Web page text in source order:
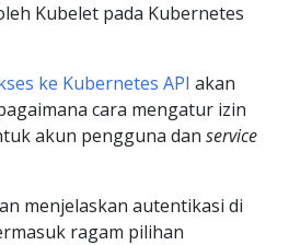
Kubelet pada Kubernetes
ke Kubernetes API akan
cara mengatur izin
akun pengguna dan service
menjelaskan autentikasi di
ragam pilihan